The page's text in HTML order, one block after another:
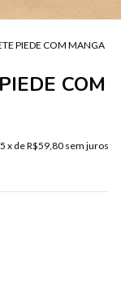
PIEDE COM MANGA
COM
5 x deR$59,80 sem juros